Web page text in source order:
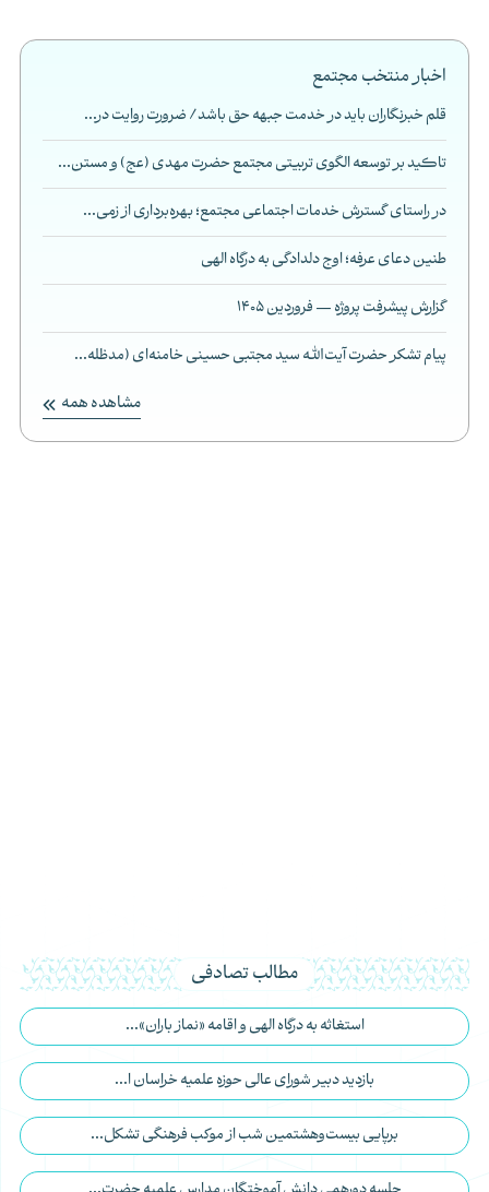
اخبار منتخب مجتمع
قلم خبرنگاران باید در خدمت جبهه حق باشد/ ضرورت روایت در...
تاکید بر توسعه الگوی تربیتی مجتمع حضرت مهدی (عج) و مستن...
در راستای گسترش خدمات اجتماعی مجتمع؛ بهره‌برداری از زمی...
طنین دعای عرفه؛ اوج دلدادگی به درگاه الهی
گزارش پیشرفت پروژه — فروردین 1405
پیام تشکر حضرت آیت‌الله سید مجتبی حسینی خامنه‌ای (مدظله...
مشاهده همه
مطالب تصادفی